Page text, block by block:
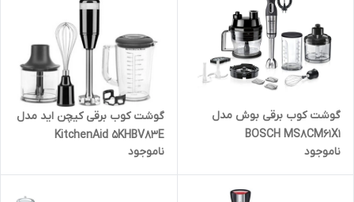
گوشت کوب برقی بوش مدل
BOSCH MS8CM61X1
ناموجود
گوشت کوب برقی کیچن اید مدل
KitchenAid 5KHBV83E
ناموجود